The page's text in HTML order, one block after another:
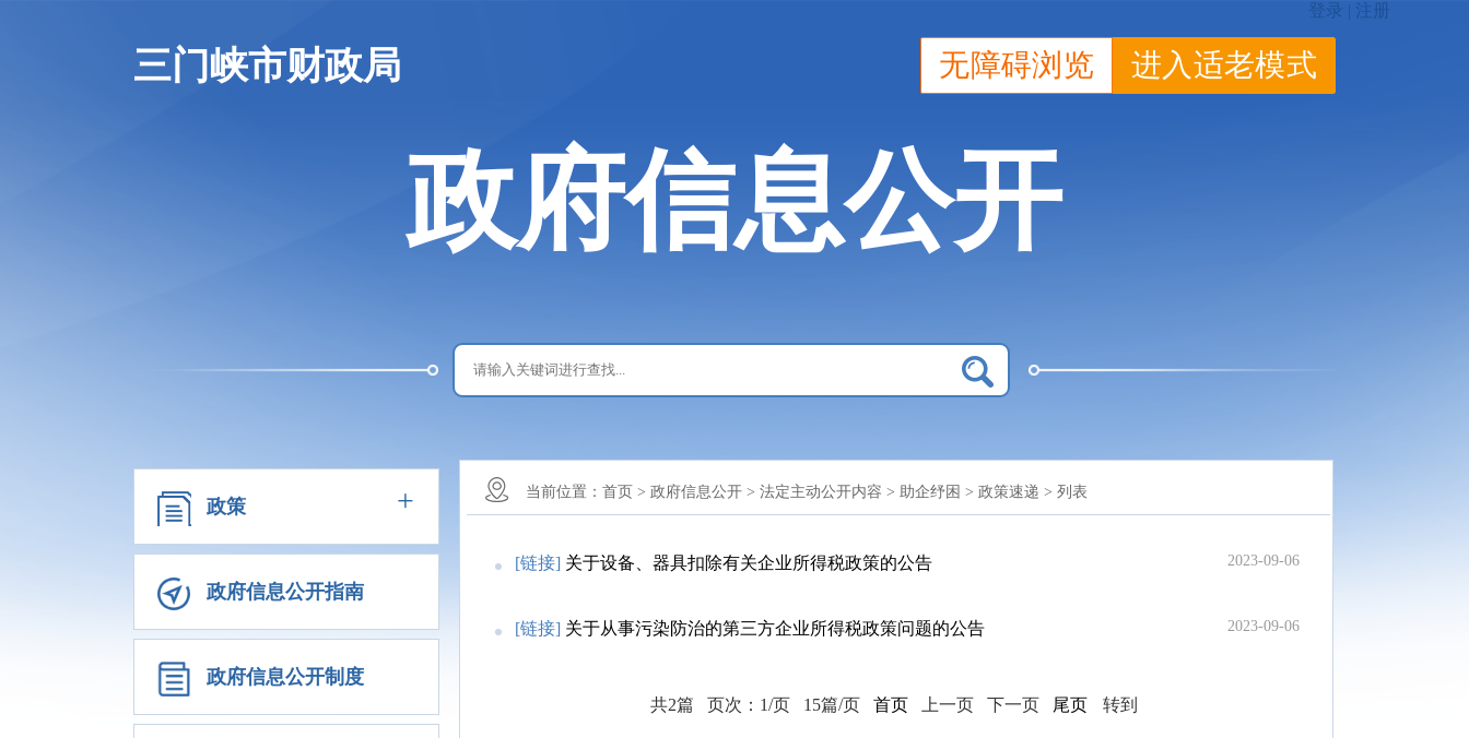
三门峡市财政局 无障碍浏览 进入适老模式
政府信息公开
政策 +
政府信息公开指南
政府信息公开制度
当前位置： 首页 > 政府信息公开 > 法定主动公开内容 > 助企纾困 > 政策速递 > 列表
[链接] 关于设备、器具扣除有关企业所得税政策的公告 2023-09-06
[链接] 关于从事污染防治的第三方企业所得税政策问题的公告 2023-09-06
共2篇 页次：1/页 15篇/页 首页 上一页 下一页 尾页 转到